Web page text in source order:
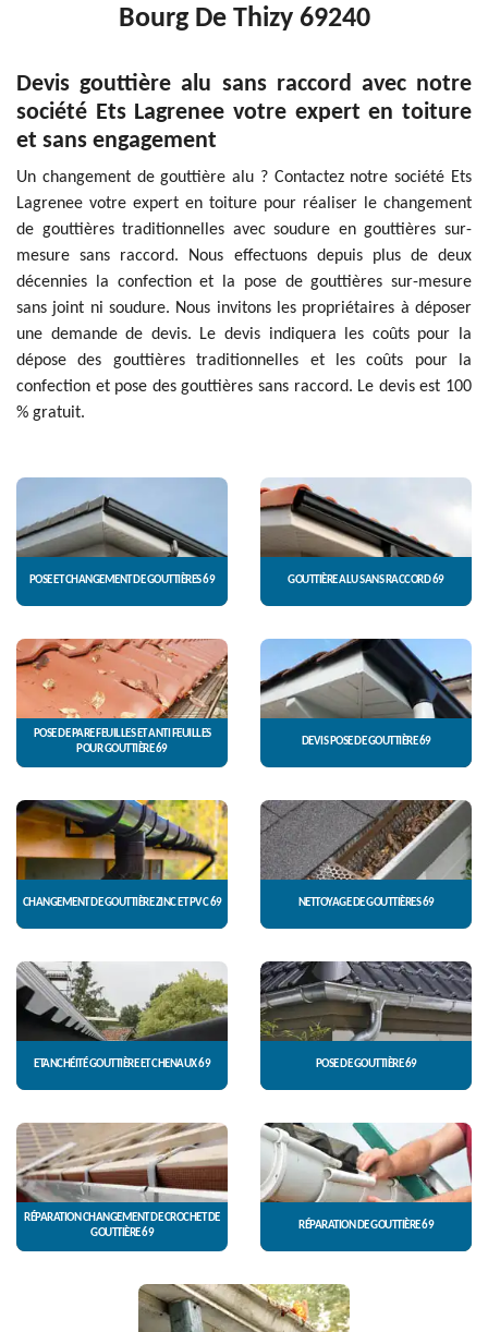
Bourg De Thizy 69240
Devis gouttière alu sans raccord avec notre
société Ets Lagrenee votre expert en toiture
et sans engagement
Un changement de gouttière alu ? Contactez notre société Ets
Lagrenee votre expert en toiture pour réaliser le changement
de gouttières traditionnelles avec soudure en gouttières sur-
mesure sans raccord. Nous effectuons depuis plus de deux
décennies la confection et la pose de gouttières sur-mesure
sans joint ni soudure. Nous invitons les propriétaires à déposer
une demande de devis. Le devis indiquera les coûts pour la
dépose des gouttières traditionnelles et les coûts pour la
confection et pose des gouttières sans raccord. Le devis est 100
% gratuit.
POSE ET CHANGEMENT DE GOUTTIÈRES 69 GOUTTIÈRE ALU SANS RACCORD 69
POSE DE PARE FEUILLES ET ANTI FEUILLES
POUR GOUTTIÈRE 69
DEVIS POSE DE GOUTTIÈRE 69
CHANGEMENT DE GOUTTIÈRE ZINC ET PVC 69 NETTOYAGE DE GOUTTIÈRES 69
ETANCHÉITÉ GOUTTIÈRE ET CHENAUX 69 POSE DE GOUTTIÈRE 69
RÉPARATION CHANGEMENT DE CROCHET DE
GOUTTIÈRE 69
RÉPARATION DE GOUTTIÈRE 69